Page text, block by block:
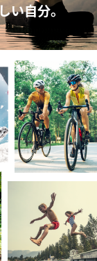
い自分。